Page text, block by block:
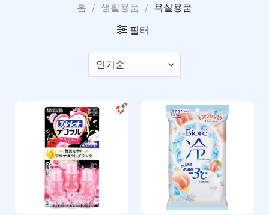
홈 / 생활용품 / 욕실용품
필터